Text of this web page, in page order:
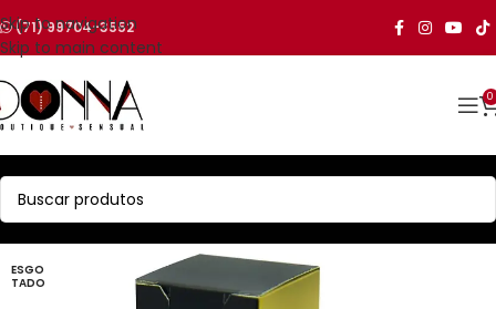
Skip to navigation
Skip to main content
(71) 99704-3552
0
ESGO
TADO